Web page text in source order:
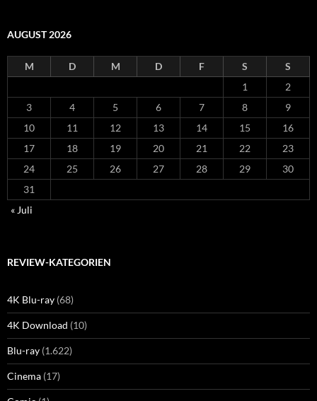
AUGUST 2026
M D M D F S
S
1
2
3
4 5 6 7 8
9
10
11 12 13 14 15
16
17
18 19 20 21 22
23
24
25 26 27 28 29
30
31
« Juli
REVIEW-KATEGORIEN
4K Blu-ray (68)
4K Download (10)
Blu-ray (1.622)
Cinema (17)